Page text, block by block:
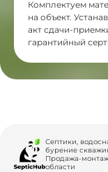
Комплектуем
на объект.
акт сдачи-
гарантийный
Септики,
бурение
Продажа-
области